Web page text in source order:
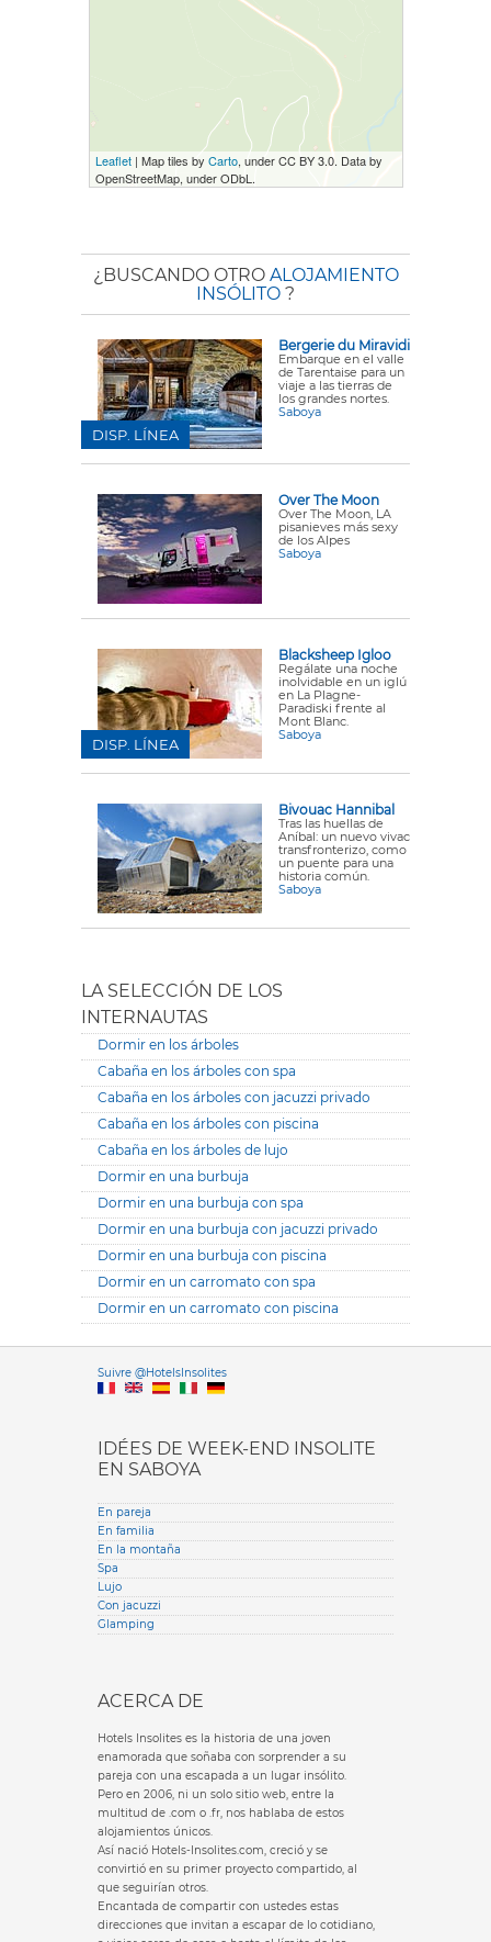
Leaflet| Map tiles by Carto, under CC BY 3.0. Data by
OpenStreetMap, under ODbL.
¿BUSCANDO OTRO ALOJAMIENTO
INSÓLITO ?
Bergerie du Miravidi
Embarque en el valle
de Tarentaise para un
viaje a las tierras de
los grandes nortes.
Saboya
DISP. LÍNEA
Over The Moon
Over The Moon, LA
pisanieves más sexy
de los Alpes
Saboya
Blacksheep Igloo
Regálate una noche
inolvidable en un iglú
en La Plagne-
Paradiski frente al
Mont Blanc.
Saboya
DISP. LÍNEA
Bivouac Hannibal
Tras las huellas de
Aníbal: un nuevo vivac
transfronterizo, como
un puente para una
historia común.
Saboya
LA SELECCIÓN DE LOS
INTERNAUTAS
Dormir en los árboles
Cabaña en los árboles con spa
Cabaña en los árboles con jacuzzi privado
Cabaña en los árboles con piscina
Cabaña en los árboles de lujo
Dormir en una burbuja
Dormir en una burbuja con spa
Dormir en una burbuja con jacuzzi privado
Dormir en una burbuja con piscina
Dormir en un carromato con spa
Dormir en un carromato con piscina
Suivre @HotelsInsolitesVersione
IDÉES DE WEEK-END INSOLITE
EN SABOYA
En pareja
En familia
En la montaña
Spa
Lujo
Con jacuzzi
Glamping
ACERCA DE
Hotels Insolites es la historia de una joven
enamorada que soñaba con sorprender a su
pareja con una escapada a un lugar insólito.
Pero en 2006, ni un solo sitio web, entre la
multitud de .com o .fr, nos hablaba de estos
alojamientos únicos.
Así nació Hotels-Insolites.com, creció y se
convirtió en su primer proyecto compartido, al
que seguirían otros.
Encantada de compartir con ustedes estas
direcciones que invitan a escapar de lo cotidiano,